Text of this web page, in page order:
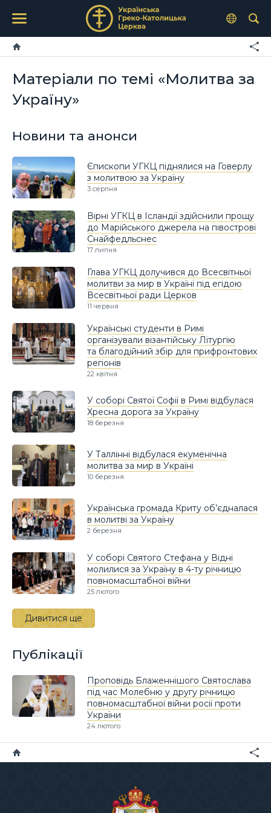
Матеріали по темі «Молитва за
Україну»
Новини та анонси
Єпископи УГКЦ піднялися на Говерлу
з молитвою за Україну
3 серпня
Вірні УГКЦ в Ісландії здійснили прощу
до Марійського джерела на півострові
Снайфедльснес
17 липня
Глава УГКЦ долучився до Всесвітньої
молитви за мир в Україні під егідою
Всесвітньої ради Церков
11 червня
Українські студенти в Римі
організували візантійську Літургію
та благодійний збір для прифронтових
регіонів
22 квітня
У соборі Святої Софії в Римі відбулася
Хресна дорога за Україну
18 березня
У Таллінні відбулася екуменічна
молитва за мир в Україні
10 березня
Українська громада Криту об’єдналася
в молитві за Україну
2 березня
У соборі Святого Стефана у Відні
молилися за Україну в 4-ту річницю
повномасштабної війни
25 лютого
Дивитися ще
Публікації
Проповідь Блаженнішого Святослава
під час Молебню у другу річницю
повномасштабної війни росії проти
України
24 лютого